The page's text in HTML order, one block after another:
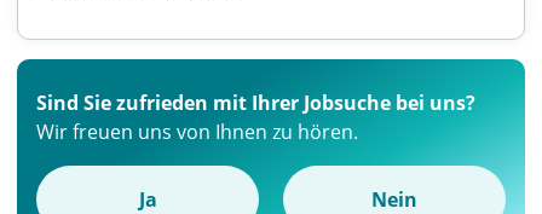
Sind Sie zufrieden mit Ihrer Jobsuche bei uns?
Wir freuen uns von Ihnen zu hören.
Ja Nein